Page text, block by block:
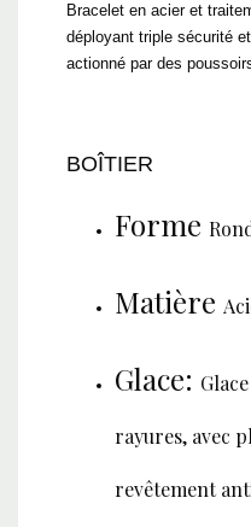
Bracelet en acier et
déployant triple sécurité
actionné par des
BOÎTIER
Forme
Matière
Glace:
rayures, avec
revêtement